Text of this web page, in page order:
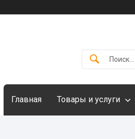
Главная Товары и услуги